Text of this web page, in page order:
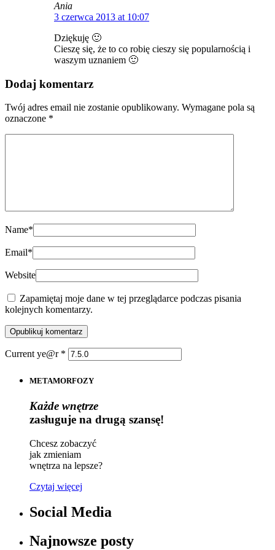
Ania
3 czerwca 2013 at 10:07
Dziękuję 🙂
Cieszę się, że to co robię cieszy się popularnością i
waszym uznaniem 🙂
Dodaj komentarz
Twój adres email nie zostanie opublikowany. Wymagane pola są
oznaczone *
Name*
Email*
Website
Zapamiętaj moje dane w tej przeglądarce podczas pisania
kolejnych komentarzy.
Current ye@r *
METAMORFOZY
Każde wnętrze
zasługuje na drugą szansę!
Chcesz zobaczyć
jak zmieniam
wnętrza na lepsze?
Czytaj więcej
Social Media
Najnowsze posty